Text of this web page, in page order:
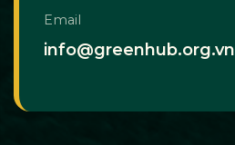
Email
info@greenhub.org.vn